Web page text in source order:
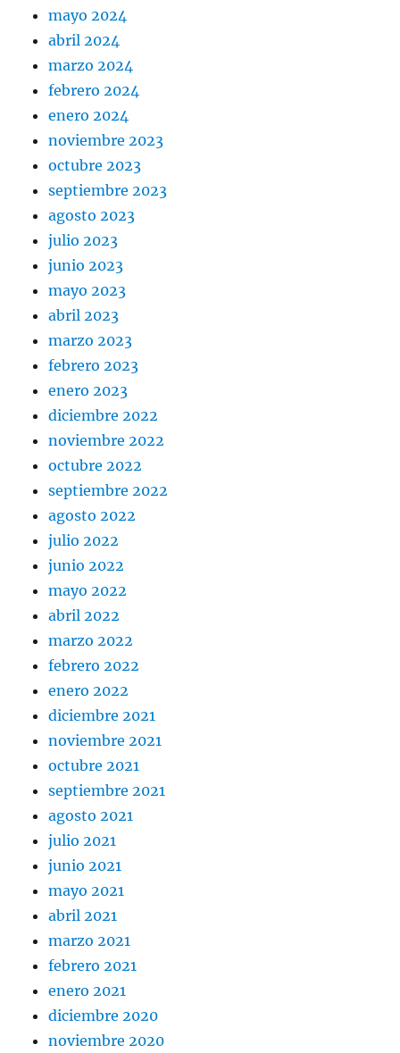
mayo 2024
abril 2024
marzo 2024
febrero 2024
enero 2024
noviembre 2023
octubre 2023
septiembre 2023
agosto 2023
julio 2023
junio 2023
mayo 2023
abril 2023
marzo 2023
febrero 2023
enero 2023
diciembre 2022
noviembre 2022
octubre 2022
septiembre 2022
agosto 2022
julio 2022
junio 2022
mayo 2022
abril 2022
marzo 2022
febrero 2022
enero 2022
diciembre 2021
noviembre 2021
octubre 2021
septiembre 2021
agosto 2021
julio 2021
junio 2021
mayo 2021
abril 2021
marzo 2021
febrero 2021
enero 2021
diciembre 2020
noviembre 2020